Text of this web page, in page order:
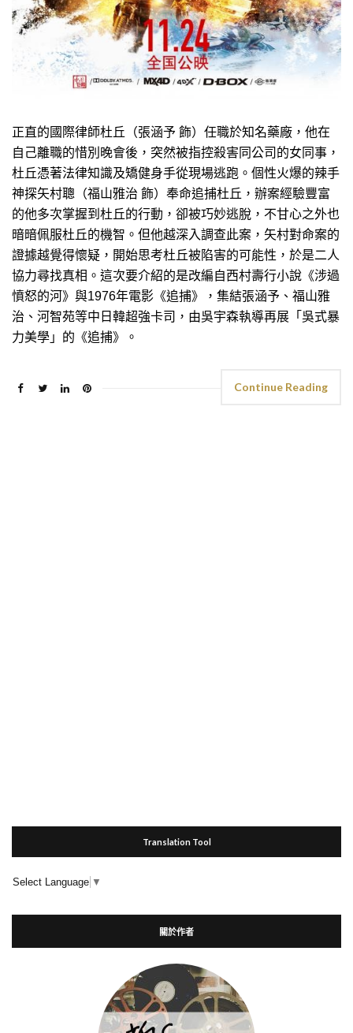
正直的國際律師杜丘（張涵予 飾）任職於知名藥廠，他在
自己離職的惜別晚會後，突然被指控殺害同公司的女同事，
杜丘憑著法律知識及矯健身手從現場逃跑。個性火爆的辣手
神探矢村聰（福山雅治 飾）奉命追捕杜丘，辦案經驗豐富
的他多次掌握到杜丘的行動，卻被巧妙逃脫，不甘心之外也
暗暗佩服杜丘的機智。但他越深入調查此案，矢村對命案的
證據越覺得懷疑，開始思考杜丘被陷害的可能性，於是二人
協力尋找真相。這次要介紹的是改編自西村壽行小說《涉過
憤怒的河》與1976年電影《追捕》，集結張涵予、福山雅
治、河智苑等中日韓超強卡司，由吳宇森執導再展「吳式暴
力美學」的《追捕》。
Continue Reading
Translation Tool
Select Language ▼
關於作者